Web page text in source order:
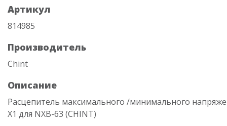
Артикул
814985
Производитель
Chint
Описание
Расцепитель максимального /минимального
X1 для NXB-63 (CHINT)